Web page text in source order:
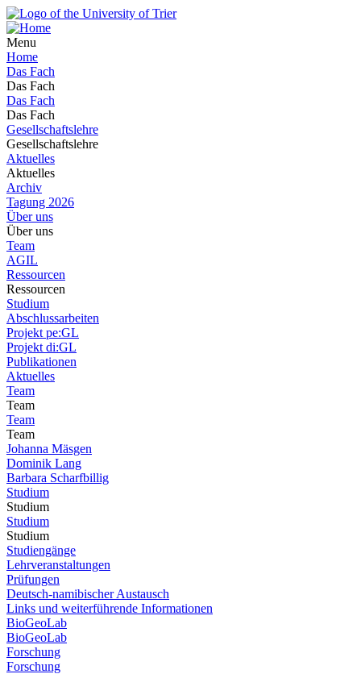
Menu
Home
Das Fach
Das Fach
Das Fach
Das Fach
Gesellschaftslehre
Gesellschaftslehre
Aktuelles
Aktuelles
Archiv
Tagung 2026
Über uns
Über uns
Team
AGIL
Ressourcen
Ressourcen
Studium
Abschlussarbeiten
Projekt pe:GL
Projekt di:GL
Publikationen
Aktuelles
Team
Team
Team
Team
Johanna Mäsgen
Dominik Lang
Barbara Scharfbillig
Studium
Studium
Studium
Studium
Studiengänge
Lehrveranstaltungen
Prüfungen
Deutsch-namibischer Austausch
Links und weiterführende Informationen
BioGeoLab
BioGeoLab
Forschung
Forschung